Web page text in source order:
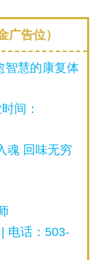
广告位）
智慧的康复体
间：
魂 回味无穷
电话：503-